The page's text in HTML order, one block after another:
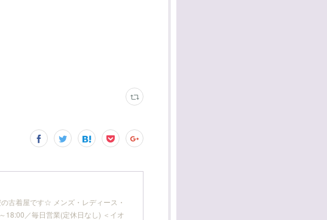
古着屋です☆ メンズ・レディース・
／毎日営業(定休日なし) ＜イオ